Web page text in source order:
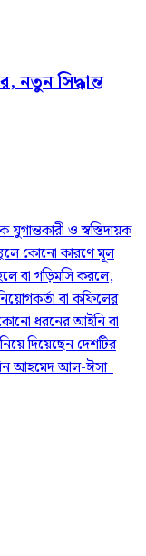
নতুন সিদ্ধান্ত
ও স্বস্তিদায়ক
কোনো কারণে মূল
বা গড়িমসি করলে,
বা কফিলের
ধরনের আইনি বা
দিয়েছেন দেশটির
বিন আহমেদ আল-ঈসা।